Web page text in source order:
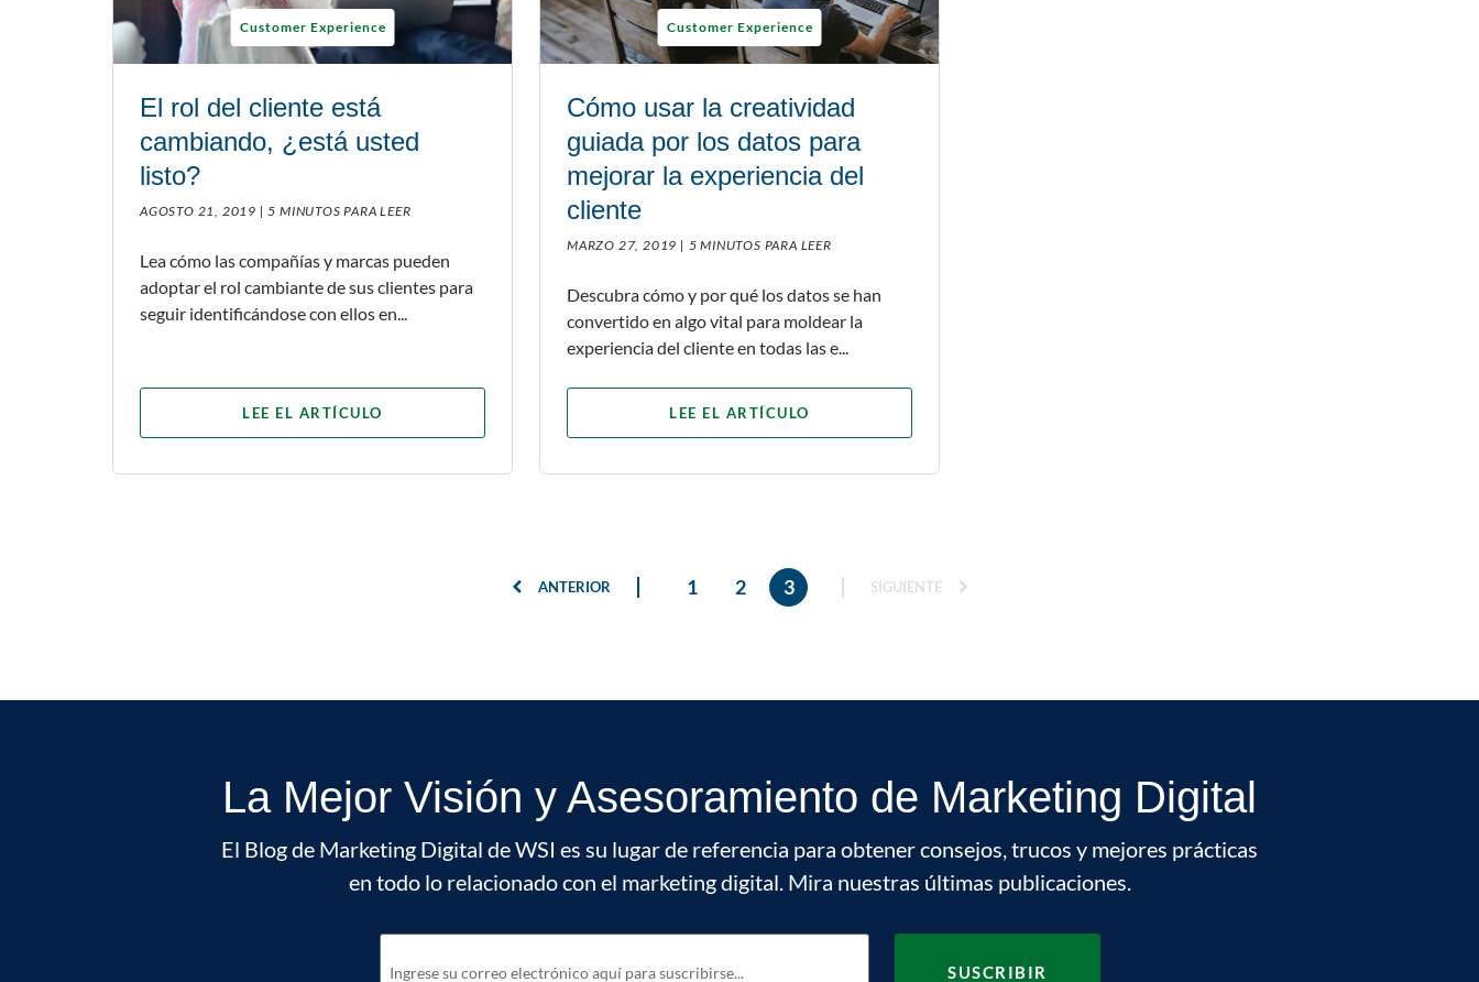
Customer Experience
El rol del cliente está
cambiando, ¿está usted
listo?
AGOSTO 21, 2019 | 5 MINUTOS PARA LEER
Lea cómo las compañías y marcas pueden
adoptar el rol cambiante de sus clientes para
seguir identificándose con ellos en...
LEE EL ARTÍCULO
Customer Experience
Cómo usar la creatividad
guiada por los datos para
mejorar la experiencia del
cliente
MARZO 27, 2019 | 5 MINUTOS PARA LEER
Descubra cómo y por qué los datos se han
convertido en algo vital para moldear la
experiencia del cliente en todas las e...
LEE EL ARTÍCULO
ANTERIOR 1 2 3 SIGUIENTE
La Mejor Visión y Asesoramiento de Marketing Digital
El Blog de Marketing Digital de WSI es su lugar de referencia para obtener consejos, trucos y mejores prácticas
en todo lo relacionado con el marketing digital. Mira nuestras últimas publicaciones.